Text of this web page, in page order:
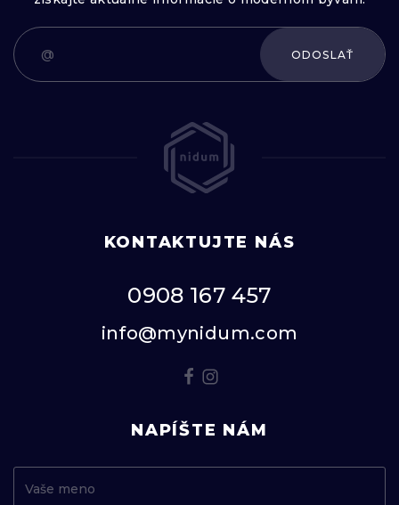
ODOSLAŤ
KONTAKTUJTE NÁS
0908 167 457
info@mynidum.com
NAPÍŠTE NÁM